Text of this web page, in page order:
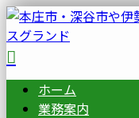
ホーム
業務案内